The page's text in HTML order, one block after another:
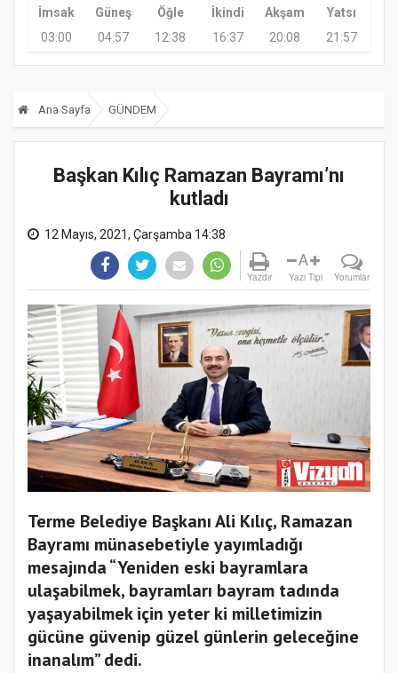
İmsak Güneş Öğle İkindi Akşam
Yatsı
03:00
04:57 12:38 16:37 20:08 21:57
Ana Sayfa GÜNDEM
Başkan Kılıç Ramazan Bayramı’nı
kutladı
12 Mayıs, 2021, Çarşamba 14:38
Yazdır
A
Yazı Tipi Yorumlar
Terme Belediye Başkanı Ali Kılıç, Ramazan
Bayramı münasebetiyle yayımladığı
mesajında “Yeniden eski bayramlara
ulaşabilmek, bayramları bayram tadında
yaşayabilmek için yeter ki milletimizin
gücüne güvenip güzel günlerin geleceğine
inanalım” dedi.